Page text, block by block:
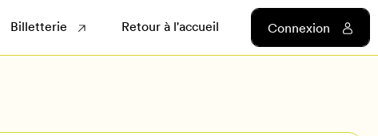
Billetterie Retour à l'accueil Connexion